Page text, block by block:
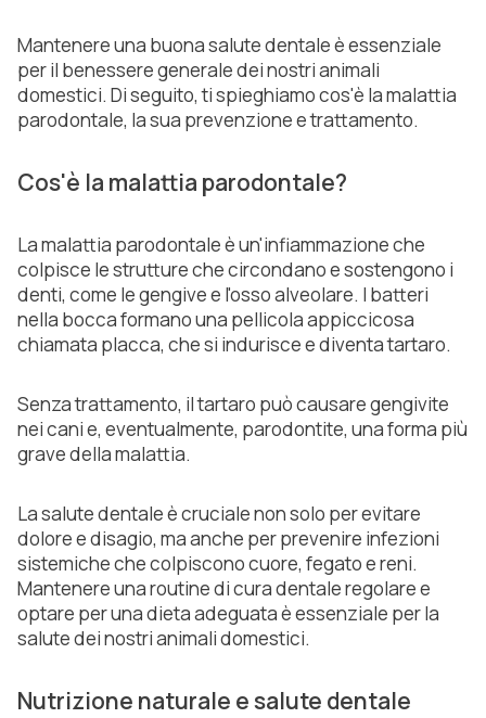
Mantenere una buona salute dentale è essenziale
per il benessere generale dei nostri animali
domestici. Di seguito, ti spieghiamo cos'è la malattia
parodontale, la sua prevenzione e trattamento.
Cos'è la malattia parodontale?
La malattia parodontale è un'infiammazione che
colpisce le strutture che circondano e sostengono i
denti, come le gengive e l'osso alveolare. I batteri
nella bocca formano una pellicola appiccicosa
chiamata placca, che si indurisce e diventa tartaro.
Senza trattamento, il tartaro può causare gengivite
nei cani e, eventualmente, parodontite, una forma più
grave della malattia.
La salute dentale è cruciale non solo per evitare
dolore e disagio, ma anche per prevenire infezioni
sistemiche che colpiscono cuore, fegato e reni.
Mantenere una routine di cura dentale regolare e
optare per una dieta adeguata è essenziale per la
salute dei nostri animali domestici.
Nutrizione naturale e salute dentale